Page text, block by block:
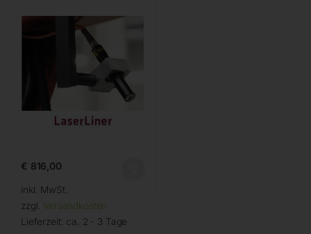
€ 816,00
inkl. MwSt.
zzgl. Versandkosten
Lieferzeit: ca. 2 - 3 Tage